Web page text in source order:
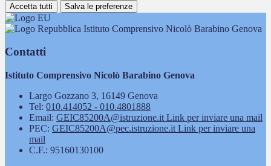
Accetta tutti Salva le preferenze
Istituto Comprensivo Nicolò Barabino Genova
Contatti
Istituto Comprensivo Nicolò Barabino Genova
Largo Gozzano 3, 16149 Genova
Tel: 010.414052 - 010.4801888
Email: GEIC85200A@istruzione.it Link per inviare una mail
PEC: GEIC85200A@pec.istruzione.it Link per inviare una
mail
C.F.: 95160130100